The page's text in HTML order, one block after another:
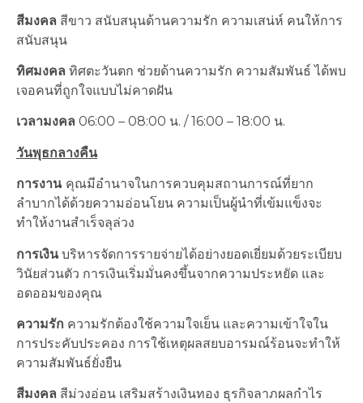
สีมงคล สีขาว สนับสนุนด้านความรัก ความเสน่ห์ คนให้การ
สนับสนุน
ทิศมงคล ทิศตะวันตก ช่วยด้านความรัก ความสัมพันธ์ ได้พบ
เจอคนที่ถูกใจแบบไม่คาดฝัน
เวลามงคล 06:00 – 08:00 น. / 16:00 – 18:00 น.
วันพุธกลางคืน
การงาน คุณมีอำนาจในการควบคุมสถานการณ์ที่ยาก
ลำบากได้ด้วยความอ่อนโยน ความเป็นผู้นำที่เข้มแข็งจะ
ทำให้งานสำเร็จลุล่วง
การเงินบริหารจัดการรายจ่ายได้อย่างยอดเยี่ยมด้วยระเบียบ
วินัยส่วนตัว การเงินเริ่มมั่นคงขึ้นจากความประหยัด และ
อดออมของคุณ
ความรัก ความรักต้องใช้ความใจเย็น และความเข้าใจใน
การประคับประคอง การใช้เหตุผลสยบอารมณ์ร้อนจะทำให้
ความสัมพันธ์ยั่งยืน
สีมงคล สีม่วงอ่อน เสริมสร้างเงินทอง ธุรกิจลาภผลกำไร